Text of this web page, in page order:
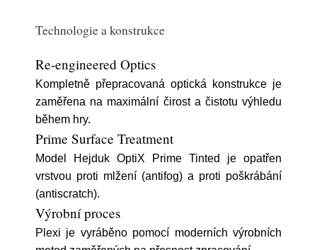
Technologie a konstrukce
Re-engineered Optics
Kompletně přepracovaná optická konstrukce je
zaměřena na maximální čirost a čistotu výhledu
během hry.
Prime Surface Treatment
Model Hejduk OptiX Prime Tinted je opatřen
vrstvou proti mlžení (antifog) a proti poškrábání
(antiscratch).
Výrobní proces
Plexi je vyráběno pomocí moderních výrobních